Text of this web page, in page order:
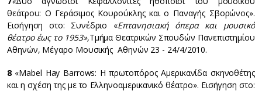
θεάτρου: Ο Γεράσιμος Κουρούκλης και ο Παναγής Σβορώνος».
Εισήγηση στο: Συνέδριο «Επτανησιακή όπερα και μουσικό
θέατρο έως το 1953»,Τμήμα Θεατρικών Σπουδών Πανεπιστημίου
Αθηνών, Μέγαρο Μουσικής Αθηνών 23 - 24/4/2010.
8«Mabel Hay Barrows: Η πρωτοπόρος Αμερικανίδα σκηνοθέτης
και η σχέση της με το Ελληνοαμερικανικό θέατρο». Εισήγηση στο: